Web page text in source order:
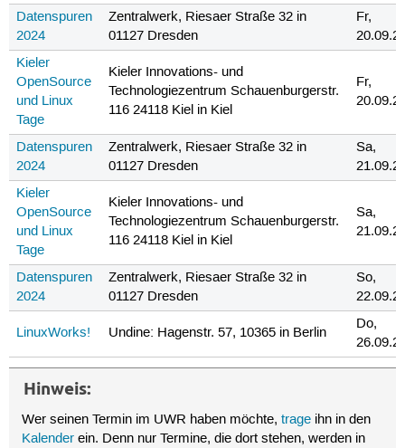
Datenspuren
2024
Zentralwerk, Riesaer Straße 32 in
01127 Dresden
Fr,
Kieler
OpenSource
und Linux
Tage
Kieler Innovations- und
Technologiezentrum Schauenburgerstr.
116 24118 Kiel in Kiel
Fr,
Datenspuren
2024
Zentralwerk, Riesaer Straße 32 in
01127 Dresden
Sa,
Kieler
OpenSource
und Linux
Tage
Kieler Innovations- und
Technologiezentrum Schauenburgerstr.
116 24118 Kiel in Kiel
Sa,
Datenspuren
2024
Zentralwerk, Riesaer Straße 32 in
01127 Dresden
So,
LinuxWorks! Undine: Hagenstr. 57, 10365 in Berlin
Do,
Hinweis:
Wer seinen Termin im UWR haben möchte,trage ihn in den
Kalender ein. Denn nur Termine, die dort stehen, werden in